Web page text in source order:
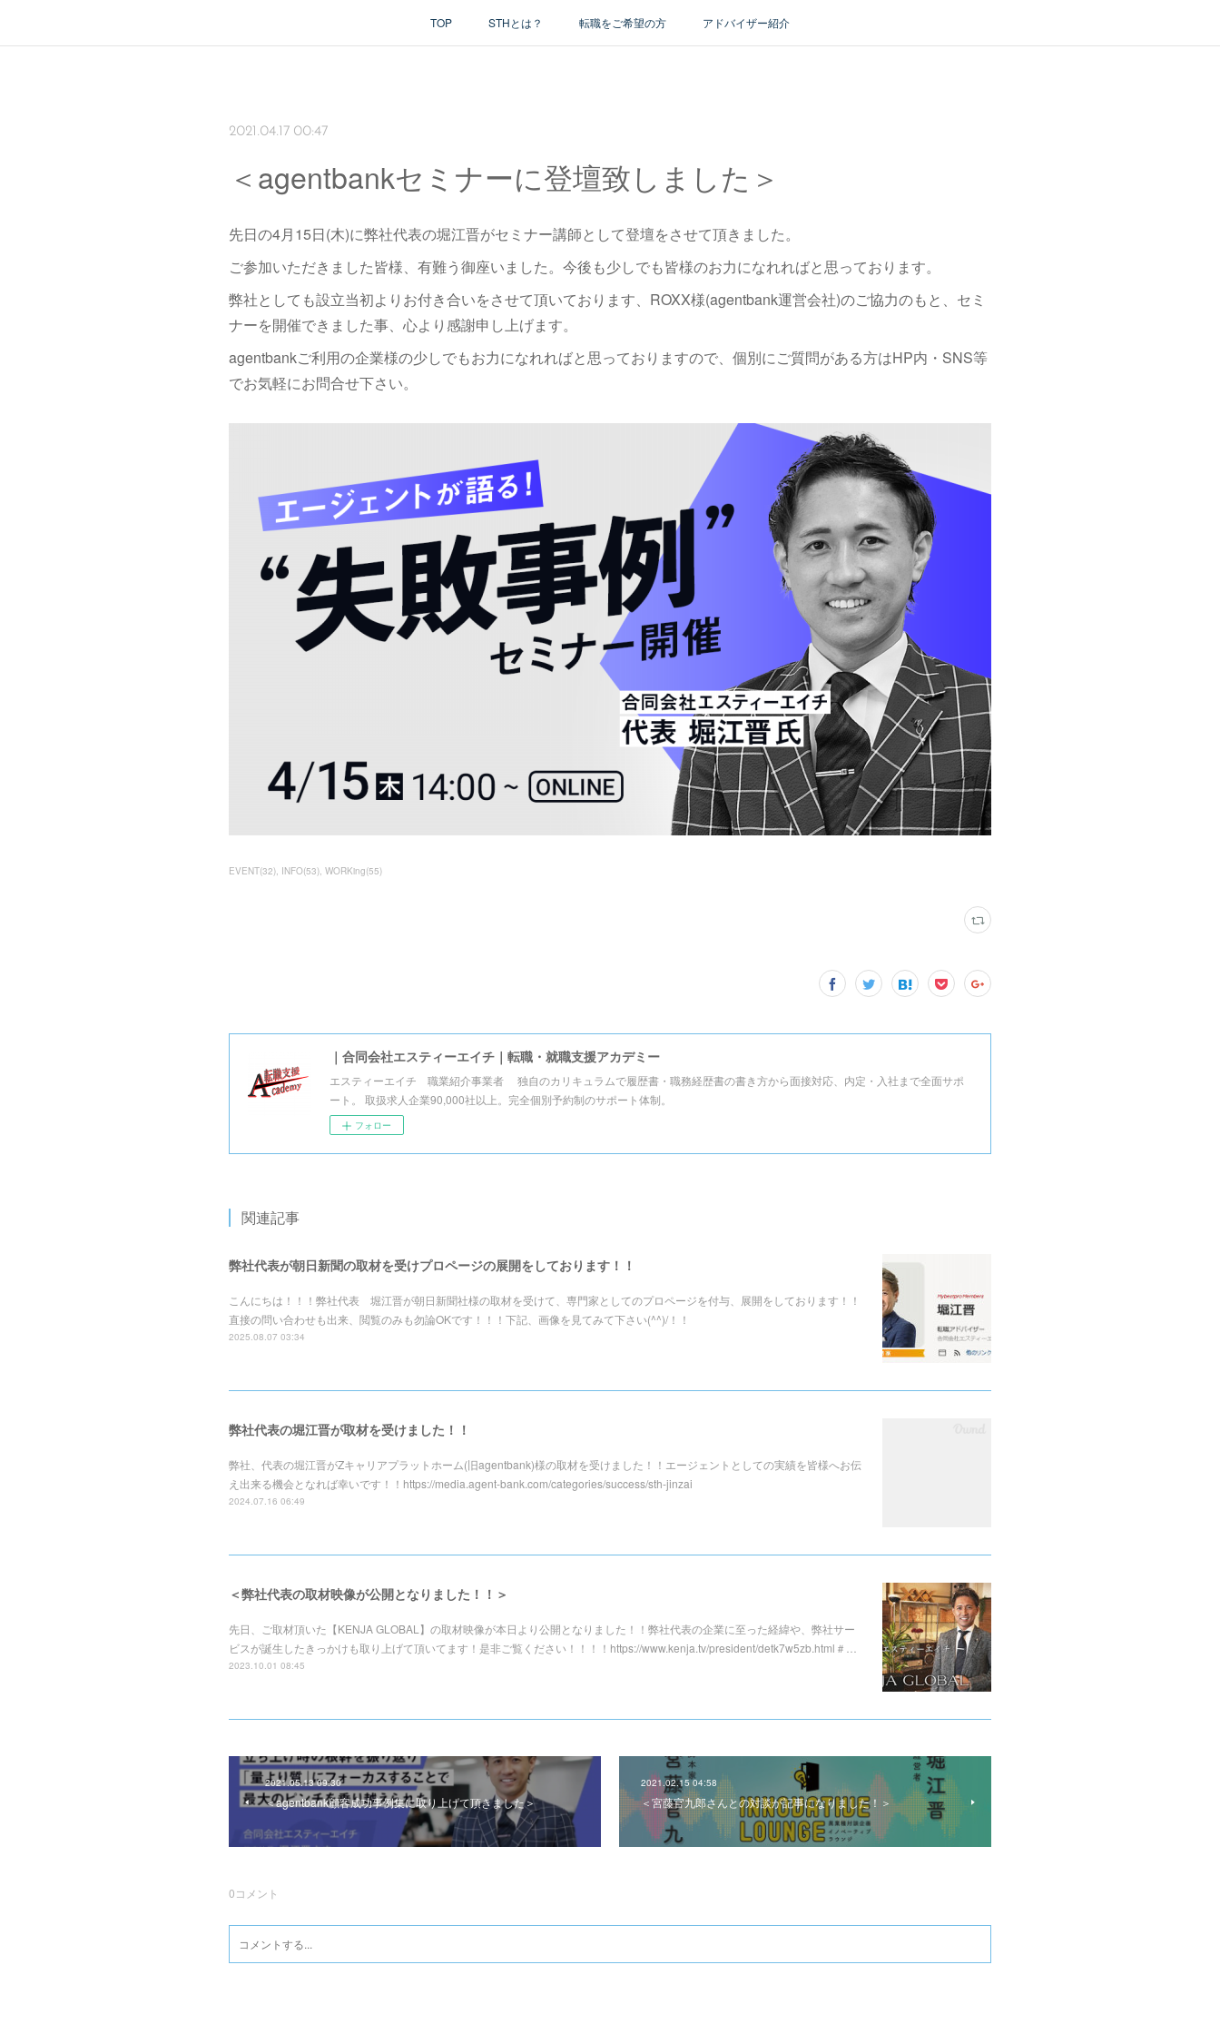
TOP STHとは？ 転職をご希望の方 アドバイザー紹介
2021.04.17 00:47
＜agentbankセミナーに登壇致しました＞
先日の4月15日(木)に弊社代表の堀江晋がセミナー講師として登壇をさせて頂きました。
ご参加いただきました皆様、有難う御座いました。今後も少しでも皆様のお力になれればと思っております。
弊社としても設立当初よりお付き合いをさせて頂いております、ROXX様(agentbank運営会社)のご協力のもと、セミ
ナーを開催できました事、心より感謝申し上げます。
agentbankご利用の企業様の少しでもお力になれればと思っておりますので、個別にご質問がある方はHP内・SNS等
でお気軽にお問合せ下さい。
EVENT(32) INFO(53) WORKing(55)
｜合同会社エスティーエイチ｜転職・就職支援アカデミー
エスティーエイチ 職業紹介事業者 独自のカリキュラムで履歴書・職務経歴書の書き方から面接対応、内定・入社まで全面サポ
ート。 取扱求人企業90,000社以上。完全個別予約制のサポート体制。
フォロー
関連記事
弊社代表が朝日新聞の取材を受けプロページの展開をしております！！
こんにちは！！！弊社代表 堀江晋が朝日新聞社様の取材を受けて、専門家としてのプロページを付与、展開をしております！！
直接の問い合わせも出来、閲覧のみも勿論OKです！！！下記、画像を見てみて下さい(^^)/！！
2025.08.07 03:34
弊社代表の堀江晋が取材を受けました！！
弊社、代表の堀江晋がZキャリアプラットホーム(旧agentbank)様の取材を受けました！！エージェントとしての実績を皆様へお伝
え出来る機会となれば幸いです！！https://media.agent-bank.com/categories/success/sth-jinzai
2024.07.16 06:49
＜弊社代表の取材映像が公開となりました！！＞
先日、ご取材頂いた【KENJA GLOBAL】の取材映像が本日より公開となりました！！弊社代表の企業に至った経緯や、弊社サー
ビスが誕生したきっかけも取り上げて頂いてます！是非ご覧ください！！！！https://www.kenja.tv/president/detk7w5zb.html＃…
2023.10.01 08:45
2021.05.13 09:30
＜agentbank顧客成功事例集に取り上げて頂きました＞
2021.02.15 04:58
＜宮藤官九郎さんとの対談が記事になりました！＞
0コメント